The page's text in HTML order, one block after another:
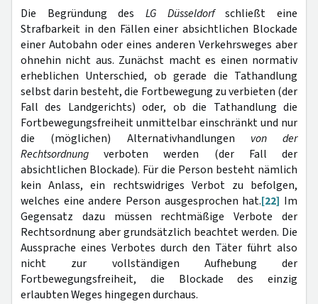
Die Begründung des LG Düsseldorfschließt eine
Strafbarkeit in den Fällen einer absichtlichen Blockade
einer Autobahn oder eines anderen Verkehrsweges aber
ohnehin nicht aus. Zunächst macht es einen normativ
erheblichen Unterschied, ob gerade die Tathandlung
selbst darin besteht, die Fortbewegung zu verbieten (der
Fall des Landgerichts) oder, ob die Tathandlung die
Fortbewegungsfreiheit unmittelbar einschränkt und nur
die (möglichen) Alternativhandlungen von der
Rechtsordnung verboten werden (der Fall der
absichtlichen Blockade). Für die Person besteht nämlich
kein Anlass, ein rechtswidriges Verbot zu befolgen,
welches eine andere Person ausgesprochen hat.[22] Im
Gegensatz dazu müssen rechtmäßige Verbote der
Rechtsordnung aber grundsätzlich beachtet werden. Die
Aussprache eines Verbotes durch den Täter führt also
nicht zur vollständigen Aufhebung der
Fortbewegungsfreiheit, die Blockade des einzig
erlaubten Weges hingegen durchaus.